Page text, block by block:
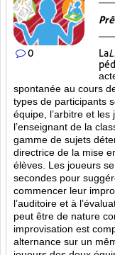
0 La
spontanée au cours
types de participants
équipe, l’arbitre et les
l’enseignant de la
gamme de sujets
directrice de la mise
élèves. Les joueurs
secondes pour
commencer leur
l’auditoire et à
peut être de nature
improvisation est
alternance sur un